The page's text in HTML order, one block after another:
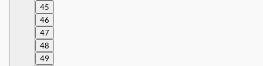
45
46
47
48
49